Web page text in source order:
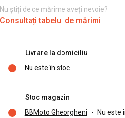
Nu știți de ce mărime aveți nevoie?
Consultați tabelul de mărimi
Livrare la domiciliu
Nu este în stoc
Stoc magazin
BBMoto Gheorgheni
-
Nu este